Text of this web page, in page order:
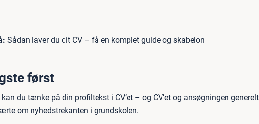
Sådan laver du dit CV – få en komplet guide og skabelon
først
du tænke på din profiltekst i CV’et – og CV’et og ansøgningen generelt
om nyhedstrekanten i grundskolen.